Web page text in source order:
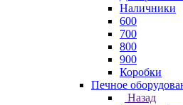
Наличники
600
700
800
900
Коробки
Печное
Назад